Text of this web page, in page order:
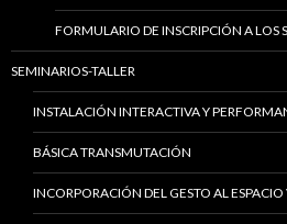
FORMULARIO DE INSCRIPCIÓN A LOS
SEMINARIOS-TALLER
INSTALACIÓN INTERACTIVA Y
BÁSICA TRANSMUTACIÓN
INCORPORACIÓN DEL GESTO AL